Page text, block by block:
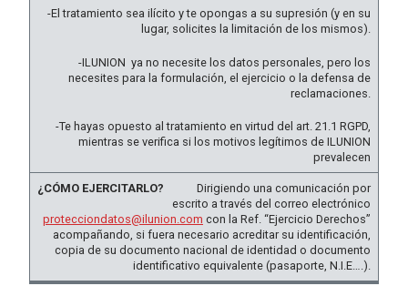
-El tratamiento sea ilícito y te opongas a su supresión (y en su
lugar, solicites la limitación de los mismos).
-ILUNION ya no necesite los datos personales, pero los
necesites para la formulación, el ejercicio o la defensa de
reclamaciones.
-Te hayas opuesto al tratamiento en virtud del art. 21.1 RGPD,
mientras se verifica si los motivos legítimos de ILUNION
prevalecen
Dirigiendo una comunicación por
escrito a través del correo electrónico
protecciondatos@ilunion.com con la Ref. “Ejercicio Derechos”
acompañando, si fuera necesario acreditar su identificación,
copia de su documento nacional de identidad o documento
identificativo equivalente (pasaporte, N.I.E….).